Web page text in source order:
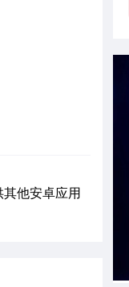
他安卓应用